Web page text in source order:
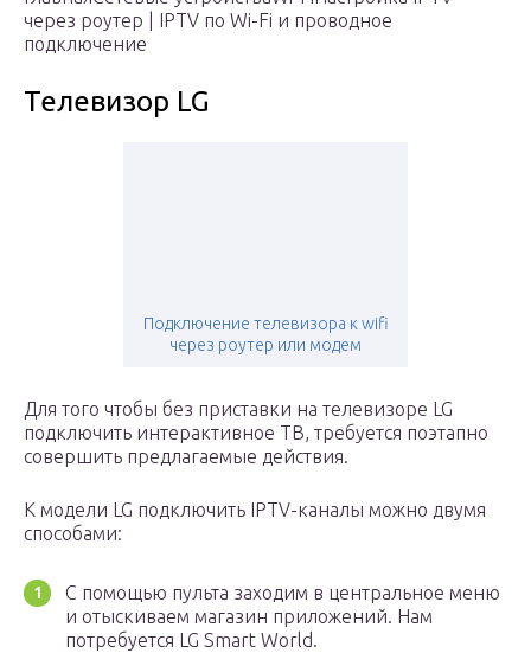
через роутер | IPTV по Wi-Fi и проводное
подключение
Телевизор LG
Подключение телевизора к wifi
через роутер или модем
Для того чтобы без приставки на телевизоре LG
подключить интерактивное ТВ, требуется поэтапно
совершить предлагаемые действия.
К модели LG подключить IPTV-каналы можно двумя
способами:
С помощью пульта заходим в центральное меню
и отыскиваем магазин приложений. Нам
потребуется LG Smart World.